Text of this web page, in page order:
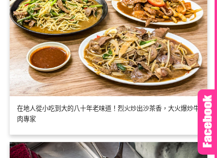
在地人從小吃到大的八十年老味道！烈火炒出沙茶香，大火爆炒牛
肉專家